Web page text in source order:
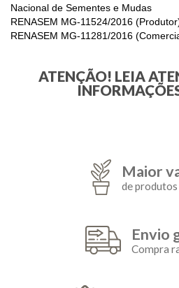
Nacional de Sementes e Mudas
RENASEM MG-11524/2016
RENASEM MG-11281/2016
ATENÇÃO! LEIA
Maior
de produtos
Envio
Compra